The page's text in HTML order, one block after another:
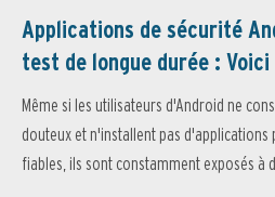
Applications de sécurité
test de longue durée :
Même si les utilisateurs d'Android ne
douteux et n'installent pas
fiables, ils sont constamment exposés à